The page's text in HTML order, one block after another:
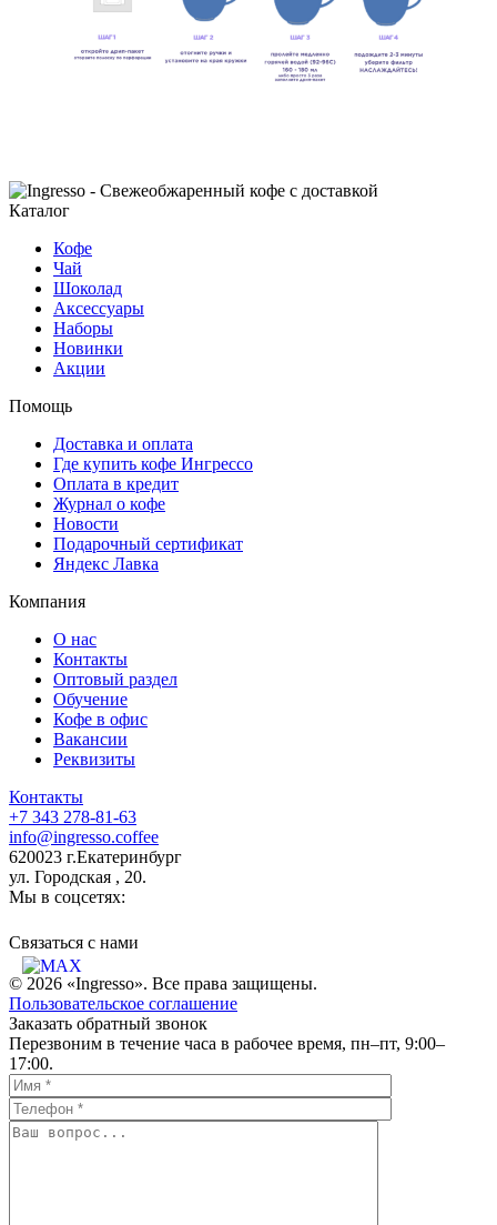
Каталог
Кофе
Чай
Шоколад
Аксессуары
Наборы
Новинки
Акции
Помощь
Доставка и оплата
Где купить кофе Ингрессо
Оплата в кредит
Журнал о кофе
Новости
Подарочный сертификат
Яндекс Лавка
Компания
О нас
Контакты
Оптовый раздел
Обучение
Кофе в офис
Вакансии
Реквизиты
Контакты
+7 343 278-81-63
info@ingresso.coffee
620023 г.Екатеринбург
ул. Городская , 20.
Мы в соцсетях:
Связаться c нами
© 2026 «Ingresso». Все права защищены.
Пользовательское соглашение
Заказать обратный звонок
Перезвоним в течение часа в рабочее время, пн–пт, 9:00–
17:00.